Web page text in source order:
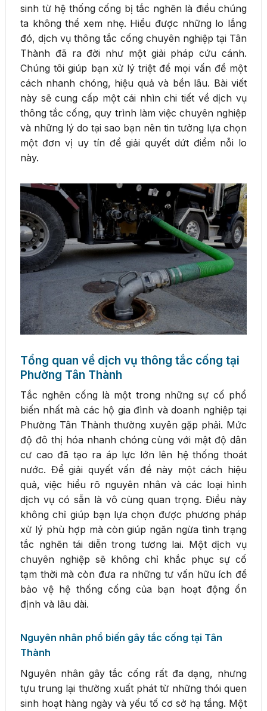
sinh từ hệ thống cống bị tắc nghẽn là điều chúng
ta không thể xem nhẹ. Hiểu được những lo lắng
đó, dịch vụ thông tắc cống chuyên nghiệp tại Tân
Thành đã ra đời như một giải pháp cứu cánh.
Chúng tôi giúp bạn xử lý triệt để mọi vấn đề một
cách nhanh chóng, hiệu quả và bền lâu. Bài viết
này sẽ cung cấp một cái nhìn chi tiết về dịch vụ
thông tắc cống, quy trình làm việc chuyên nghiệp
và những lý do tại sao bạn nên tin tưởng lựa chọn
một đơn vị uy tín để giải quyết dứt điểm nỗi lo
này.
Tổng quan về dịch vụ thông tắc cống tại
Phường Tân Thành
Tắc nghẽn cống là một trong những sự cố phổ
biến nhất mà các hộ gia đình và doanh nghiệp tại
Phường Tân Thành thường xuyên gặp phải. Mức
độ đô thị hóa nhanh chóng cùng với mật độ dân
cư cao đã tạo ra áp lực lớn lên hệ thống thoát
nước. Để giải quyết vấn đề này một cách hiệu
quả, việc hiểu rõ nguyên nhân và các loại hình
dịch vụ có sẵn là vô cùng quan trọng. Điều này
không chỉ giúp bạn lựa chọn được phương pháp
xử lý phù hợp mà còn giúp ngăn ngừa tình trạng
tắc nghẽn tái diễn trong tương lai. Một dịch vụ
chuyên nghiệp sẽ không chỉ khắc phục sự cố
tạm thời mà còn đưa ra những tư vấn hữu ích để
bảo vệ hệ thống cống của bạn hoạt động ổn
định và lâu dài.
Nguyên nhân phổ biến gây tắc cống tại Tân
Thành
Nguyên nhân gây tắc cống rất đa dạng, nhưng
tựu trung lại thường xuất phát từ những thói quen
sinh hoạt hàng ngày và yếu tố cơ sở hạ tầng. Một